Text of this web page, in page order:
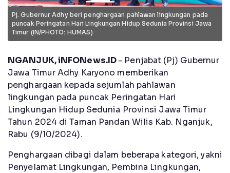
Pj. Gubernur Adhy beri penghargaan pahlawan lingkungan pada
puncak Peringatan Hari Lingkungan Hidup Sedunia Provinsi Jawa
Timur (IN/PHOTO: HUMAS)
NGANJUK, iNFONews.ID- Penjabat (Pj) Gubernur
Jawa Timur Adhy Karyono memberikan
penghargaan kepada sejumlah pahlawan
lingkungan pada puncak Peringatan Hari
Lingkungan Hidup Sedunia Provinsi Jawa Timur
Tahun 2024 di Taman Pandan Wilis Kab. Nganjuk,
Rabu (9/10/2024).
Penghargaan dibagi dalam beberapa kategori, yakni
Penyelamat Lingkungan, Pembina Lingkungan,